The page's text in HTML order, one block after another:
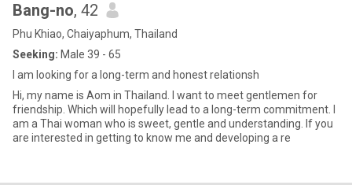
Bang-no, 42
Phu Khiao, Chaiyaphum, Thailand
Seeking: Male 39 - 65
I am looking for a long-term and honest relationsh
Hi, my name is Aom in Thailand. I want to meet gentlemen for
friendship. Which will hopefully lead to a long-term commitment. I
am a Thai woman who is sweet, gentle and understanding. If you
are interested in getting to know me and developing a re